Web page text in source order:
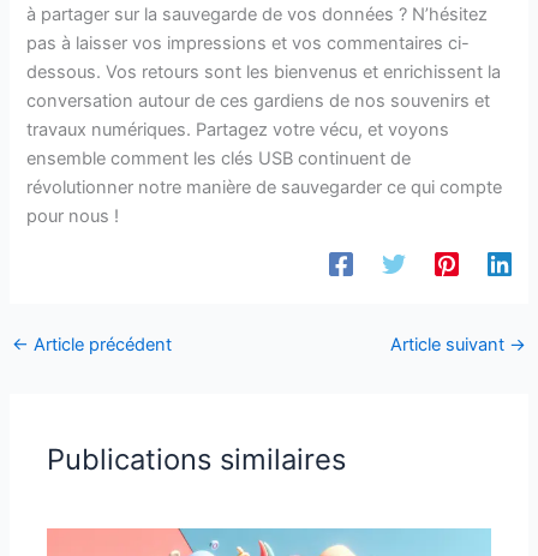
à partager sur la sauvegarde de vos données ? N’hésitez
pas à laisser vos impressions et vos commentaires ci-
dessous. Vos retours sont les bienvenus et enrichissent la
conversation autour de ces gardiens de nos souvenirs et
travaux numériques. Partagez votre vécu, et voyons
ensemble comment les clés USB continuent de
révolutionner notre manière de sauvegarder ce qui compte
pour nous !
← Article précédent Article suivant →
Publications similaires